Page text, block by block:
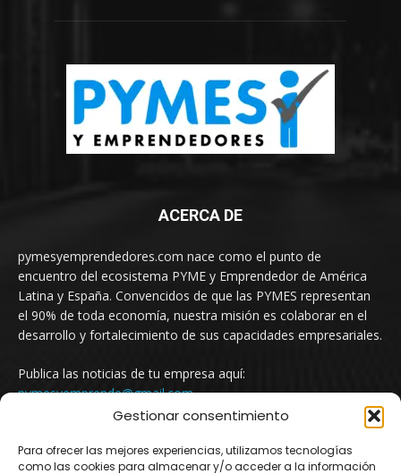
Gestionar consentimiento
Para ofrecer las mejores experiencias, utilizamos tecnologías
como las cookies para almacenar y/o acceder a la información
ACERCA DE
pymesyemprendedores.com nace como el punto de
encuentro del ecosistema PYME y Emprendedor de América
Latina y España. Convencidos de que las PYMES representan
el 90% de toda economía, nuestra misión es colaborar en el
desarrollo y fortalecimiento de sus capacidades empresariales.
Publica las noticias de tu empresa aquí:
pymesyemprende@gmail.com
SÍGUENOS